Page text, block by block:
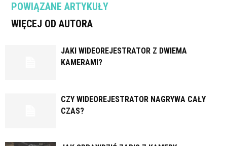
POWIĄZANE ARTYKUŁY
WIĘCEJ OD AUTORA
JAKI WIDEOREJESTRATOR Z DWIEMA
KAMERAMI?
CZY WIDEOREJESTRATOR NAGRYWA CAŁY
CZAS?